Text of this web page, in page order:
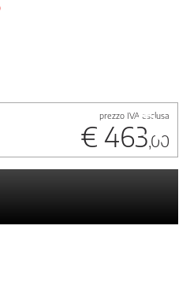
prezzo IVA esclusa
€ 463,00